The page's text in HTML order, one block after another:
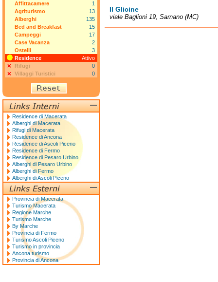
Il Glicine
viale Baglioni 19, Sarnano (MC)
Affittacamere
1
Agriturismo
13
Alberghi
135
Bed and Breakfast
15
Campeggi
17
Case Vacanza
2
Ostelli
3
Residence
Attivo
Rifugi
0
Villaggi Turistici
0
Residence di Macerata
Alberghi di Macerata
Rifugi di Macerata
Residence di Ancona
Residence di Ascoli Piceno
Residence di Fermo
Residence di Pesaro Urbino
Alberghi di Pesaro Urbino
Alberghi di Fermo
Alberghi di Ascoli Piceno
Provincia di Macerata
Turismo Macerata
Regione Marche
Turismo Marche
By Marche
Provincia di Fermo
Turismo Ascoli Piceno
Turismo in provincia
Ancona turismo
Provincia di Ancona